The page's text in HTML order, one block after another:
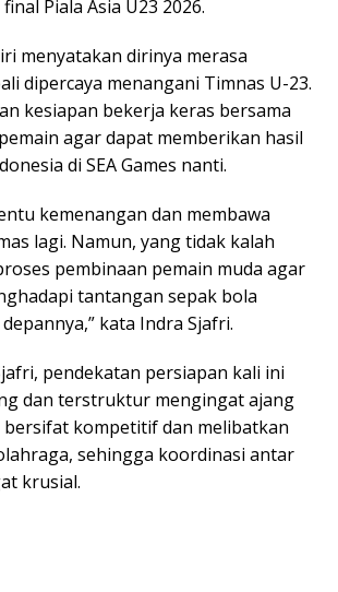
Piala Asia U23 2026.
menyatakan dirinya merasa
dipercaya menangani Timnas U-23.
kesiapan bekerja keras bersama
agar dapat memberikan hasil
di SEA Games nanti.
kemenangan dan membawa
lagi. Namun, yang tidak kalah
pembinaan pemain muda agar
tantangan sepak bola
kata Indra Sjafri.
pendekatan persiapan kali ini
dan terstruktur mengingat ajang
bersifat kompetitif dan melibatkan
sehingga koordinasi antar
krusial.